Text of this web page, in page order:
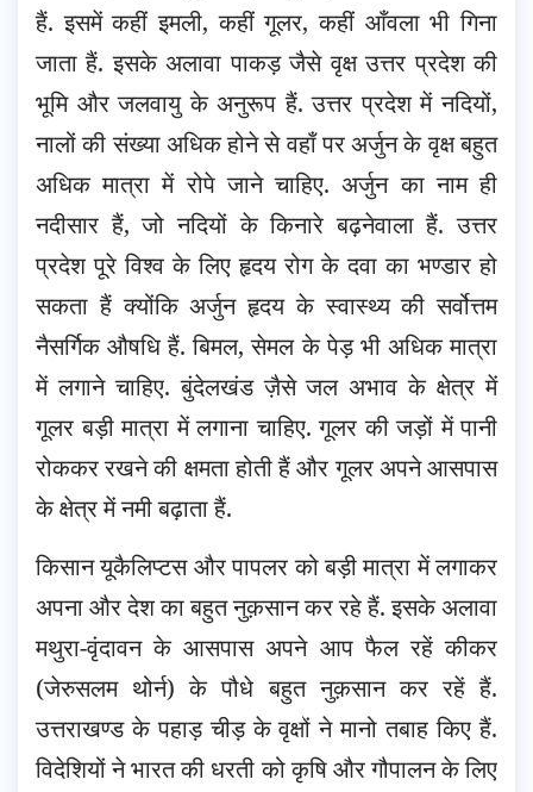
हैं. इसमें कहीं इमली, कहीं गूलर, कहीं आँवला भी गिना
जाता हैं. इसके अलावा पाकड़ जैसे वृक्ष उत्तर प्रदेश की
भूमि और जलवायु के अनुरूप हैं. उत्तर प्रदेश में नदियों,
नालों की संख्या अधिक होने से वहाँ पर अर्जुन के वृक्ष बहुत
अधिक मात्रा में रोपे जाने चाहिए. अर्जुन का नाम ही
नदीसार हैं, जो नदियों के किनारे बढ़नेवाला हैं. उत्तर
प्रदेश पूरे विश्व के लिए हृदय रोग के दवा का भण्डार हो
सकता हैं क्योंकि अर्जुन हृदय के स्वास्थ्य की सर्वोत्तम
नैसर्गिक औषधि हैं. बिमल, सेमल के पेड़ भी अधिक मात्रा
में लगाने चाहिए. बुंदेलखंड ज़ैसे जल अभाव के क्षेत्र में
गूलर बड़ी मात्रा में लगाना चाहिए. गूलर की जड़ों में पानी
रोककर रखने की क्षमता होती हैं और गूलर अपने आसपास
के क्षेत्र में नमी बढ़ाता हैं.
किसान यूकैलिप्टस और पापलर को बड़ी मात्रा में लगाकर
अपना और देश का बहुत नुक़सान कर रहे हैं. इसके अलावा
मथुरा-वृंदावन के आसपास अपने आप फैल रहें कीकर
(जेरुसलम थोर्न) के पौधे बहुत नुक़सान कर रहें हैं.
उत्तराखण्ड के पहाड़ चीड़ के वृक्षों ने मानो तबाह किए हैं.
विदेशियों ने भारत की धरती को कृषि और गौपालन के लिए